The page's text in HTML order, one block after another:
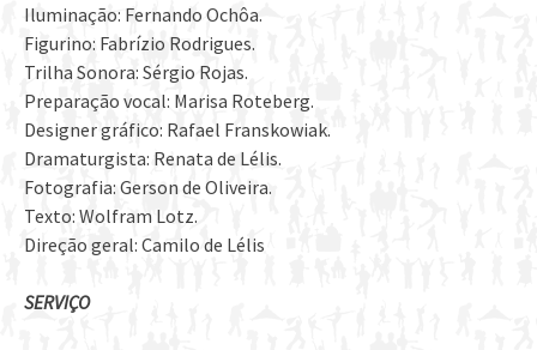
Iluminação: Fernando Ochôa.
Figurino: Fabrízio Rodrigues.
Trilha Sonora: Sérgio Rojas.
Preparação vocal: Marisa Roteberg.
Designer gráfico: Rafael Franskowiak.
Dramaturgista: Renata de Lélis.
Fotografia: Gerson de Oliveira.
Texto: Wolfram Lotz.
Direção geral: Camilo de Lélis
SERVIÇO